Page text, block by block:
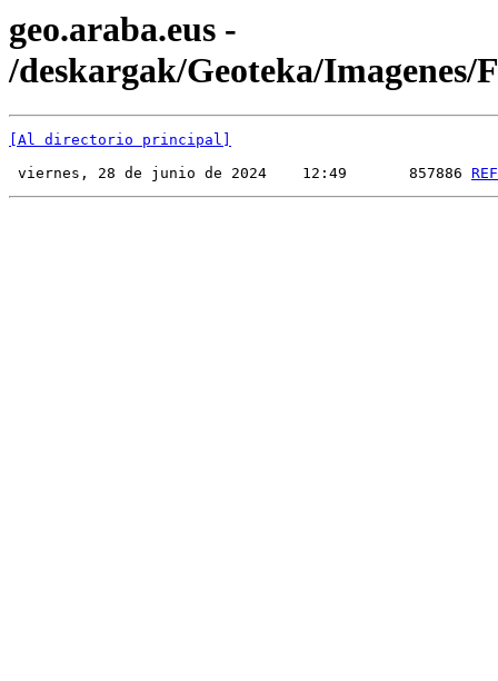
geo.araba.eus -
/deskargak/Geoteka/Imagenes/
[Al directorio principal]
viernes, 28 de junio de 2024    12:49       857886